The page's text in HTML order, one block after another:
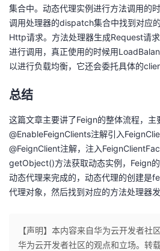
集合中。动态代理实例进行方法调用的
调用处理器的dispatch集合中找到对应
Http请求。方法处理器生成Request请
进行调用，真正使用的时候用
以进行负载均衡，它还会委托具体的
总结
这篇文章主要讲了Feign的整体流程，主
@EnableFeignClients注解引入
@FeignClient注解，注入
getObject()方法获取动态实例，Feign
动态代理来完成的，动态代理的创建是
代理对象，然后找到对应的方法处理器
【声明】本内容来自华为云开发者社
华为云开发者社区的观点和立场。转